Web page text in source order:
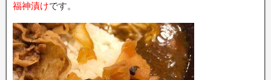
福神漬けです。